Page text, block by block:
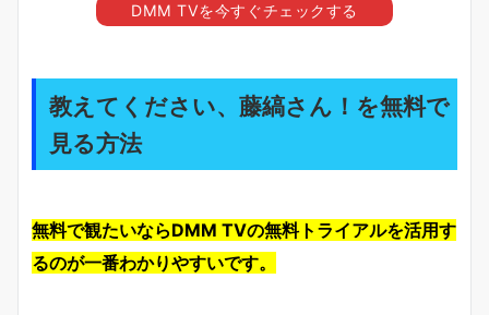
DMM TVを今すぐチェックする
教えてください、藤縞さん！を無料で
見る方法
無料で観たいならDMM TVの無料トライアルを活用す
るのが一番わかりやすいです。